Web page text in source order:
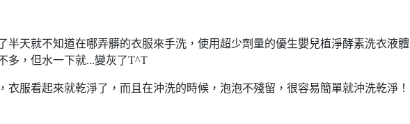
半天就不知道在哪弄髒的衣服來手洗，使用超少劑量的優生嬰兒植淨酵素洗衣液體
多，但水一下就...變灰了T^T
衣服看起來就乾淨了，而且在沖洗的時候，泡泡不殘留，很容易簡單就沖洗乾淨！